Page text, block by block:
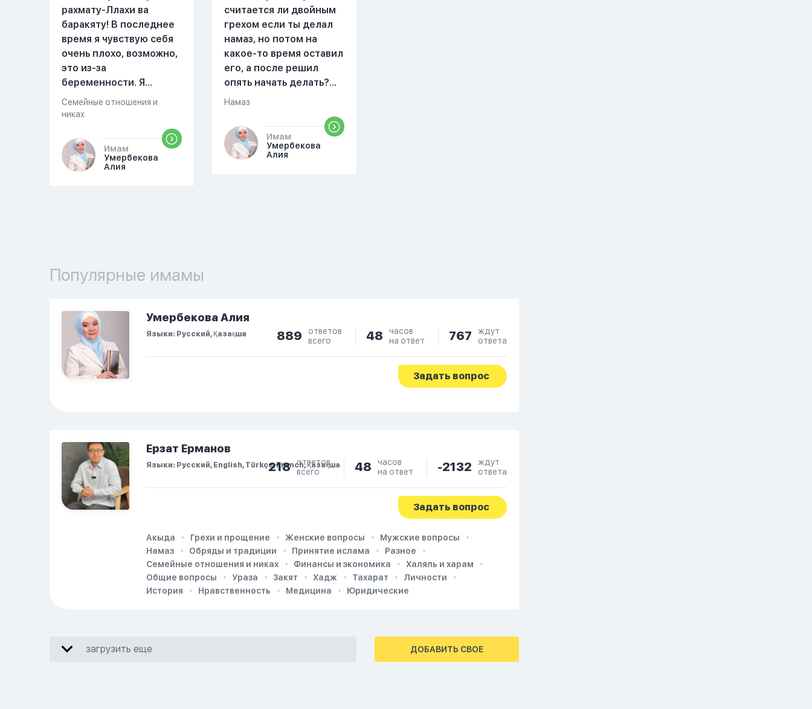
рахмату-Ллахи ва
баракяту! В последнее
время я чувствую себя
очень плохо, возможно,
это из-за
беременности. Я
разбудила мужа и
рассказала ему, что со
происходит,он потом
обратно ложился спать
это было около
решила терпеть свою
боль, повернулась
Но потом он проснулся
и спросил, что
случилось. И я
рассказала о своих
проблемах. Затем я
Семейные отношения и
никах
Имам
Умербекова
Алия
считается ли двойным
грехом если ты делал
намаз, но потом на
какое-то время оставил
его, а после решил
опять начать делать?
можете объяснить
Намаз
Имам
Умербекова
Алия
Популярные имамы
Умербекова Алия
Языки: Русский, Қазақша 889
ответов
всего
48
часов
на ответ
767
ждут
ответа
Задать вопрос
Ерзат Ерманов
Языки: Русский, English, Türkçe, French, Қазақша
218
ответов
всего
48
часов
на ответ
-2132
ждут
ответа
Задать вопрос
Акыда Грехи и прощение Женские вопросы
Мужские вопросы
Намаз
Обряды и традиции Принятие ислама
Разное
Семейные отношения и никах
Финансы и экономика
Халяль и харам
Общие вопросы
Ураза Закят Хадж Тахарат
Личности
История
Нравственность Медицина Юридические
загрузить еще ДОБАВИТЬ СВОЕ